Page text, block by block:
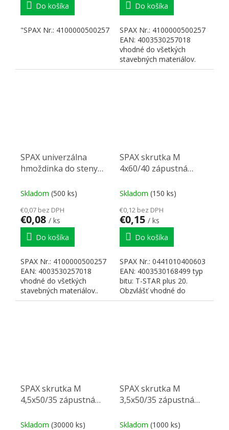
Do košíka
"SPAX Nr.: 4100000500257
Do košíka
SPAX Nr.: 4100000500257
EAN: 4003530257018
vhodné do všetkých
stavebných materiálov.
Možné vonkajšie použitie
SPAX univerzálna
hmoždinka do steny
Skladom (500 ks)
€0,07 bez DPH
€0,08 / ks
Do košíka
SPAX Nr.: 4100000500257
EAN: 4003530257018
vhodné do všetkých
stavebných materiálov..
Možné vonkajšie použitie
SPAX skrutka M
4x60/40 zápustná
čiastočný závit
Skladom (150 ks)
€0,12 bez DPH
€0,15 / ks
Do košíka
SPAX Nr.: 0441010400603
EAN: 4003530168499 typ
bitu: T-STAR plus 20.
Obzvlášť vhodné do
dosiek MDF. Bez
SPAX skrutka M
4,5x50/35 zápustná
čiastočný závit
Skladom (30000 ks)
SPAX skrutka M
3,5x50/35 zápustná
čiastočný závit
Skladom (1000 ks)